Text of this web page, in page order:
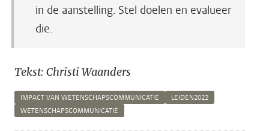
in de aanstelling. Stel doelen en evalueer
die.
Tekst: Christi Waanders
IMPACT VAN WETENSCHAPSCOMMUNICATIE
LEIDEN2022
WETENSCHAPSCOMMUNICATIE